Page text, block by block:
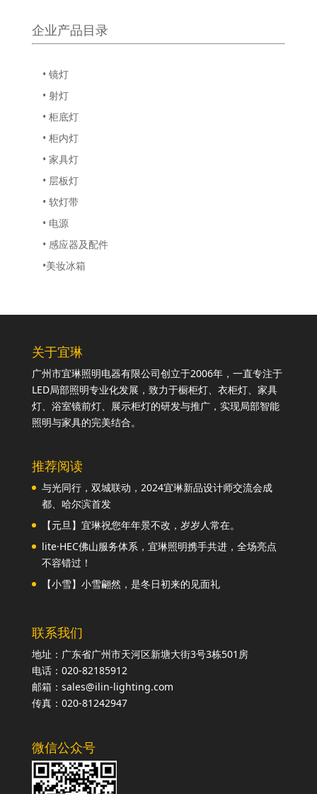
企业产品目录
• 镜灯
• 射灯
• 柜底灯
• 柜内灯
• 家具灯
• 层板灯
• 软灯带
• 电源
• 感应器及配件
•美妆冰箱
关于宜琳
广州市宜琳照明电器有限公司创立于2006年，一直专注于
LED局部照明专业化发展，致力于橱柜灯、衣柜灯、家具
灯、浴室镜前灯、展示柜灯的研发与推广，实现局部智能
照明与家具的完美结合。
推荐阅读
与光同行，双城联动，2024宜琳新品设计师交流会成
都、哈尔滨首发
【元旦】宜琳祝您年年景不改，岁岁人常在。
lite·HEC佛山服务体系，宜琳照明携手共进，全场亮点
不容错过！
【小雪】小雪翩然，是冬日初来的见面礼
联系我们
地址：广东省广州市天河区新塘大街3号3栋501房
电话：020-82185912
邮箱：sales@ilin-lighting.com
传真：020-81242947
微信公众号